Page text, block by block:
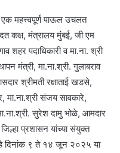
महत्त्वपूर्ण पाऊल उचलत
कक्ष, मंत्रालय मुंबई, जी एम
शहर पदाधिकारी व मा.ना. श्री
मंत्री, मा.ना.श्री. गुलाबराव
श्रीमती रक्षाताई खडसे,
मा.ना.श्री संजय सावकारे,
सुरेश दामु भोळे, आमदार
प्रशासन यांच्या संयुक्त
हे दिनांक ९ ते १४ जून २०२५ या